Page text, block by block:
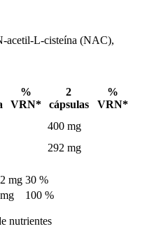
acetil-L-cisteína (NAC),
%
VRN*
2
cápsulas
%
VRN*
400 mg
292 mg
mg 30 %
100 %
nutrientes